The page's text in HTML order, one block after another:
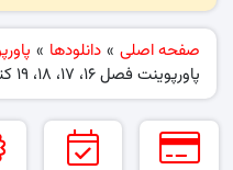
صفحه اصلی » دانلودها »
پاورپوینت فصل ۱۶، ۱۷، ۱۸، ۱۹ کتاب مدیریت بازاریابی ورزشی